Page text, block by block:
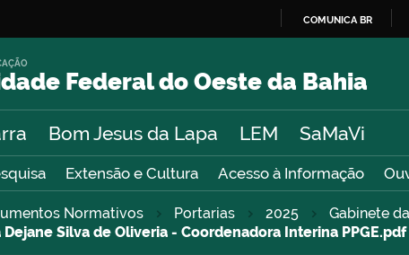
O
COMUNICA BR
Federal do Oeste da Bahia
Bom Jesus da Lapa LEM SaMaVi
Extensão e Cultura Acesso à Informação
Normativos Portarias 2025 Gabinete
Silva de Oliveria - Coordenadora Interina PPGE.pdf